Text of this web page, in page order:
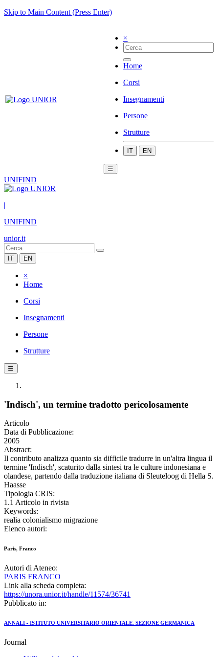
Skip to Main Content (Press Enter)
×
Home
Corsi
Insegnamenti
Persone
Strutture
IT EN
☰
UNIFIND
|
UNIFIND
unior.it
IT EN
×
Home
Corsi
Insegnamenti
Persone
Strutture
☰
'Indisch', un termine tradotto pericolosamente
Articolo
Data di Pubblicazione:
2005
Abstract:
Il contributo analizza quanto sia difficile tradurre in un'altra lingua il
termine 'Indisch', scaturito dalla sintesi tra le culture indonesiana e
olandese, partendo dalla traduzione italiana di Sleuteloog di Hella S.
Haasse
Tipologia CRIS:
1.1 Articolo in rivista
Keywords:
realia colonialismo migrazione
Elenco autori:
Paris, Franco
Autori di Ateneo:
PARIS FRANCO
Link alla scheda completa:
https://unora.unior.it/handle/11574/36741
Pubblicato in:
ANNALI - ISTITUTO UNIVERSITARIO ORIENTALE. SEZIONE GERMANICA
Journal